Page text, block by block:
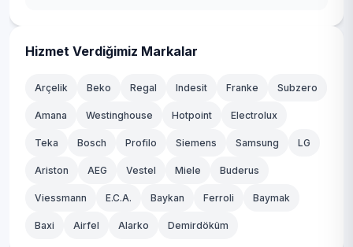
Hizmet Verdiğimiz Markalar
Arçelik Beko Regal Indesit Franke Subzero
Amana Westinghouse Hotpoint Electrolux
Teka Bosch Profilo Siemens Samsung LG
Ariston AEG Vestel Miele Buderus
Viessmann E.C.A. Baykan Ferroli Baymak
Baxi Airfel Alarko Demirdöküm